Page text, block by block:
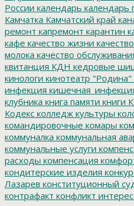
России календарь календарь
Камчатка Камчатский край
ремонт капремонт карантин
кафе качество жизни
молока качество
квитанция КДН кедровые
кинологи кинотеатр "Родина"
инфекция
клубника книга памяти книги
Кодекс колледж культуры
командировочные комары
коммуналка коммунальная
коммунальные услуги
расходы компенсация
кондитерские изделия
Лазарев конституционный
контрафакт конфликт